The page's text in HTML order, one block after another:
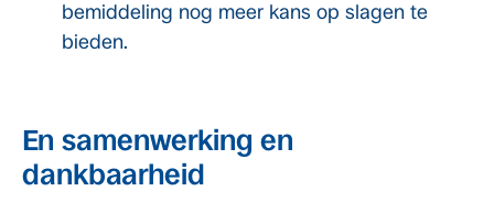
bemiddeling nog meer kans op slagen te
bieden.
En samenwerking en
dankbaarheid